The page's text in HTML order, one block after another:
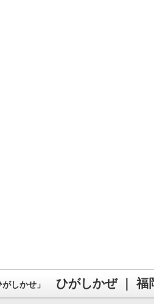
しかせ」 ひがしかぜ ｜ 福